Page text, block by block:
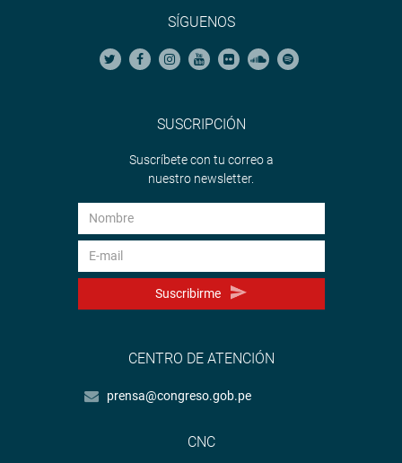
SÍGUENOS
SUSCRIPCIÓN
Suscríbete con tu correo a
nuestro newsletter.
Suscribirme
CENTRO DE ATENCIÓN
prensa@congreso.gob.pe
CNC